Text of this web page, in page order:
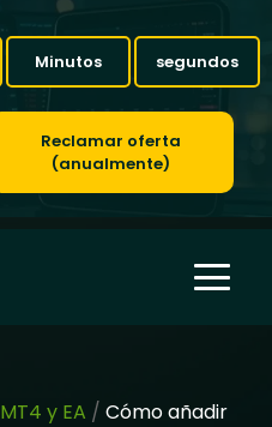
Minutos segundos
Reclamar oferta
(anualmente)
MT4 y EA / Cómo añadir